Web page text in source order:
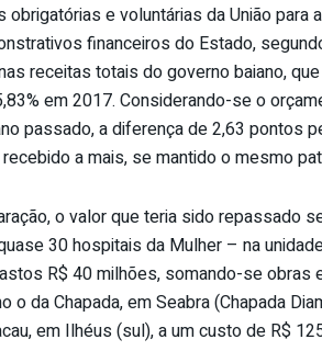
e voluntárias da União para
financeiros do Estado,
receitas totais do governo baiano,
em 2017. Considerando-se o
passado, a diferença de 2,63 pontos
a mais, se mantido o mesmo
o valor que teria sido repassado
30 hospitais da Mulher – na
R$ 40 milhões, somando-se obras
o da Chapada, em Seabra (Chapada
em Ilhéus (sul), a um custo de R$